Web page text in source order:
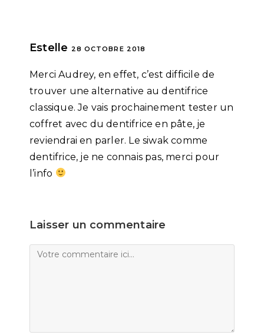
Estelle 28 OCTOBRE 2018
Merci Audrey, en effet, c’est difficile de
trouver une alternative au dentifrice
classique. Je vais prochainement tester un
coffret avec du dentifrice en pâte, je
reviendrai en parler. Le siwak comme
dentifrice, je ne connais pas, merci pour
l’info
Laisser un commentaire
Comment